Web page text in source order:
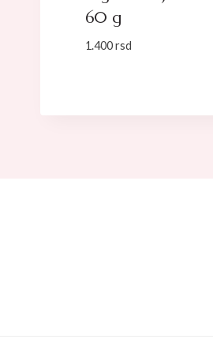
60 g
1.400rsd